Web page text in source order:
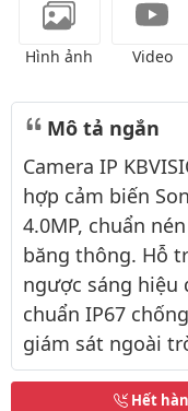
Hình ảnh Video
Mô tả ngắn
Camera IP
hợp cảm biến
4.0MP, chuẩn
băng thông. Hỗ
ngược sáng hiệu
chuẩn IP67
giám sát ngoài
Hết